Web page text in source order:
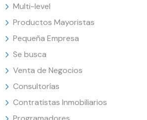
Multi-level
Productos Mayoristas
Pequeña Empresa
Se busca
Venta de Negocios
Consultorías
Contratistas Inmobiliarios